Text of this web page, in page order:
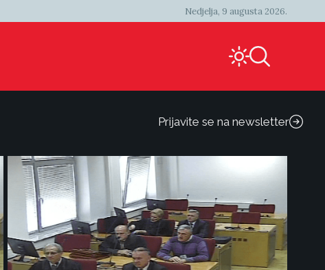
Nedjelja, 9 augusta 2026.
Prijavite se na newsletter